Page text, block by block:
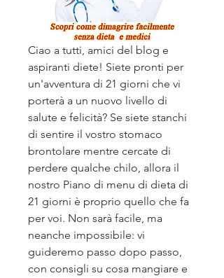
Ciao a tutti, amici del blog e
aspiranti diete! Siete pronti per
un'avventura di 21 giorni che vi
porterà a un nuovo livello di
salute e felicità? Se siete stanchi
di sentire il vostro stomaco
brontolare mentre cercate di
perdere qualche chilo, allora il
nostro Piano di menu di dieta di
21 giorni è proprio quello che fa
per voi. Non sarà facile, ma
neanche impossibile: vi
guideremo passo dopo passo,
con consigli su cosa mangiare e